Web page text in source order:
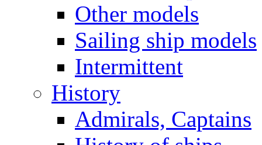
Other models
Sailing ship models
Intermittent
History
Admirals, Captains